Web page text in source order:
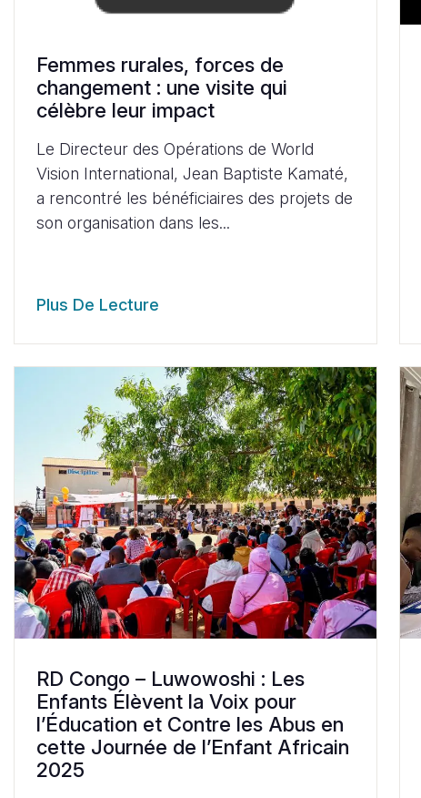
Femmes rurales, forces de
changement : une visite qui
célèbre leur impact
Le Directeur des Opérations de World
Vision International, Jean Baptiste Kamaté,
a rencontré les bénéficiaires des projets de
son organisation dans les...
Plus De Lecture
RD Congo – Luwowoshi : Les
Enfants Élèvent la Voix pour
l’Éducation et Contre les Abus en
cette Journée de l’Enfant Africain
2025